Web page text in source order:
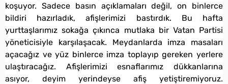
koşuyor. Sadece basın açıklamaları değil, on binlerce
bildiri hazırladık, afişlerimizi bastırdık. Bu hafta
yurttaşlarımız sokağa çıkınca mutlaka bir Vatan Partisi
yöneticisiyle karşılaşacak. Meydanlarda imza masaları
açacağız ve yüz binlerce imza toplayıp gereken yerlere
ulaştıracağız. Afişlerimizi esnaflarımız dükkanlarına
asıyor, deyim yerindeyse afiş yetiştiremiyoruz.